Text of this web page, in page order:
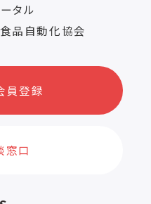
タル
品自動化協会
員登録
窓口